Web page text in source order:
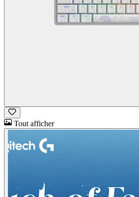
Tout afficher